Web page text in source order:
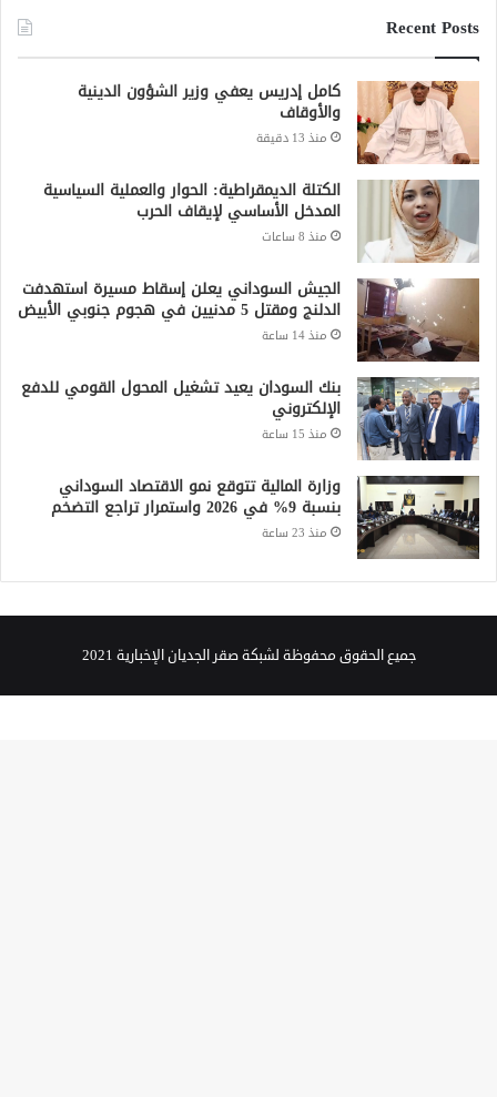
Recent Posts
كامل إدريس يعفي وزير الشؤون الدينية
والأوقاف
منذ 13 دقيقة
الكتلة الديمقراطية: الحوار والعملية السياسية
المدخل الأساسي لإيقاف الحرب
منذ 8 ساعات
الجيش السوداني يعلن إسقاط مسيرة استهدفت
الدلنج ومقتل 5 مدنيين في هجوم جنوبي الأبيض
منذ 14 ساعة
بنك السودان يعيد تشغيل المحول القومي للدفع
الإلكتروني
منذ 15 ساعة
وزارة المالية تتوقع نمو الاقتصاد السوداني
بنسبة 9% في 2026 واستمرار تراجع التضخم
منذ 23 ساعة
جميع الحقوق محفوظة لشبكة صقر الجديان الإخبارية 2021